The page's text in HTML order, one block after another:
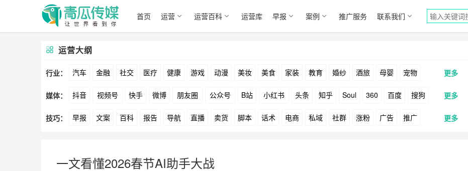
首页 运营 运营百科 运营库 早报 案例 推广服务 联系我们
运营大纲
行业： 汽车 金融 社交 医疗 健康 游戏 动漫 美妆 美食 家装 教育 婚纱 酒旅 母婴 宠物
文娱 跨境 科技 广告 元宇宙 房地产
更多
媒体： 抖音 视频号 快手 微博 朋友圈 公众号 B站 小红书 头条 知乎 Soul 360 百度 搜狗
爱奇艺 美柚 美图 最右 神马 谷歌 Facebook Tiktok YouTube Yahoo Bing
更多
技巧： 早报 文案 百科 报告 导航 直播 卖货 脚本 话术 电商 私域 社群 涨粉 广告 推广 更多
一文看懂2026春节AI助手大战